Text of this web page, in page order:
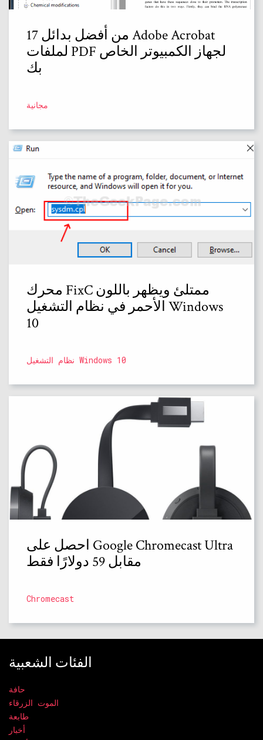
17 من أفضل بدائل Adobe Acrobat
لملفات PDF لجهاز الكمبيوتر الخاص
بك
مجانية
محرك FixC ممتلئ ويظهر باللون
الأحمر في نظام التشغيل Windows
10
نظام التشغيل Windows 10
احصل على Google Chromecast Ultra
مقابل 59 دولارًا فقط
Chromecast
الفئات الشعبية
حافة
الموت الزرقاء
طابعة
أخبار